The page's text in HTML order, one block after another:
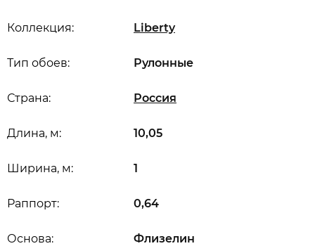
Коллекция: Liberty
Длина, м: 10,05
Ширина, м: 1
Раппорт: 0,64
Основа: Флизелин
Страна: Россия
Тип обоев: Рулонные